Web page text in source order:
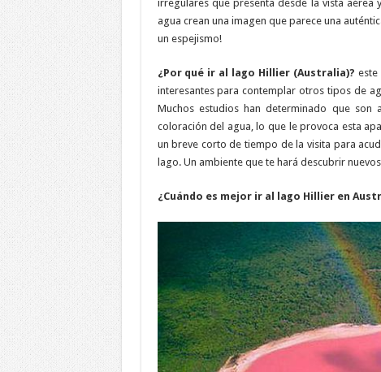
irregulares que presenta desde la vista
agua crean una imagen que parece una
un espejismo!
¿Por qué ir al lago Hillier (Australia)? este
interesantes para contemplar otros tipos de
Muchos estudios han determinado que son
coloración del agua, lo que le provoca esta
un breve corto de tiempo de la visita para
lago. Un ambiente que te hará descubrir
¿Cuándo es mejor ir al lago Hillier en